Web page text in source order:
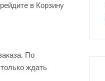
в Корзину
По
ждать